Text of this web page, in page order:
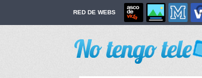
RED DE WEBS